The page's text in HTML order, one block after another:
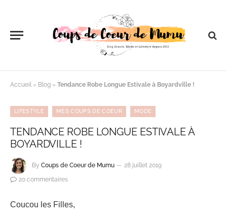
Accueil » Blog » Tendance Robe Longue Estivale à Boyardville !
LIFESTYLE MES COUPS DE COEUR MODE
TENDANCE ROBE LONGUE ESTIVALE À
BOYARDVILLE !
By Coups de Coeur de Mumu
28 juillet 2019
20 commentaires
Coucou les Filles,